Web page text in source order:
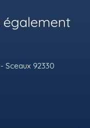
également